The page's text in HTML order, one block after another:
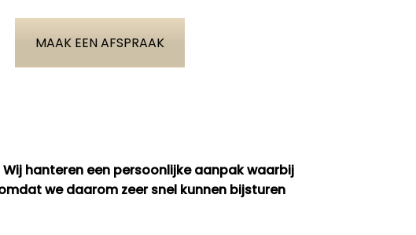
MAAK EEN AFSPRAAK
hanteren een persoonlijke aanpak waarbij
we daarom zeer snel kunnen bijsturen